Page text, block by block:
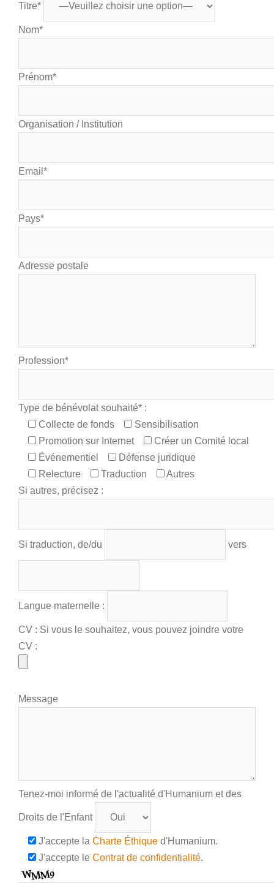
Titre*
Nom*
Prénom*
Organisation / Institution
Email*
Pays*
Adresse postale
Profession*
Type de bénévolat souhaité* :
Collecte de fonds
Sensibilisation
Promotion sur Internet
Créer un Comité local
Événementiel
Défense juridique
Relecture
Traduction
Autres
Si autres, précisez :
Si traduction, de/du vers
Langue maternelle :
CV : Si vous le souhaitez, vous pouvez joindre votre
CV :
Message
Tenez-moi informé de l'actualité d'Humanium et des
Droits de l'Enfant
J'accepte la Charte Éthique d'Humanium.
J'accepte le Contrat de confidentialité.